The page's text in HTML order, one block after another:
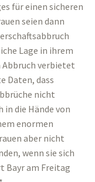
für einen sicheren
seien dann
Lage in ihrem
Abbruch verbietet
Daten, dass
nicht
in die Hände von
enormen
aber nicht
wenn sie sich
Bayr am Freitag